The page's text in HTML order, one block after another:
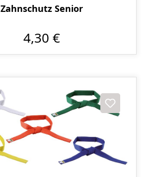
Zahnschutz Senior
4,30 €